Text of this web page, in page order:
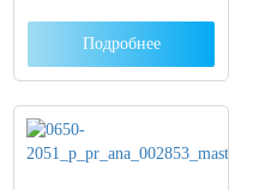
Подробнее